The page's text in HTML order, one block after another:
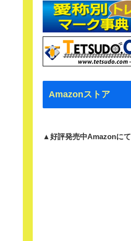
Amazonストア
▲好評発売中Amazonにて